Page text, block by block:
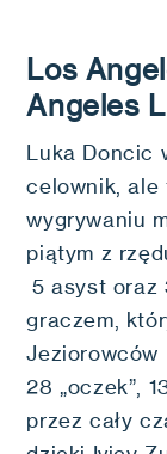
Los
Angeles
Luka Doncic
celownik, ale
wygrywaniu
piątym z
5 asyst oraz
graczem,
Jeziorowców
28 „oczek”,
przez cały